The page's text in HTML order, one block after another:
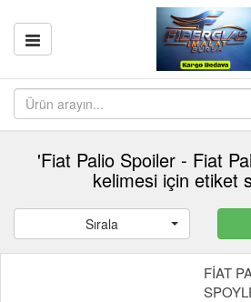
'Fiat Palio Spoiler - Fiat
kelimesi için etiket
Sırala
FİAT